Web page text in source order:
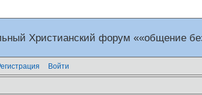
Христианский форум ««общение
Войти